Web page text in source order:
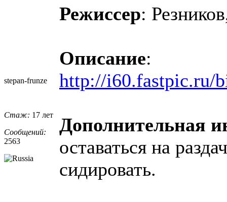
stepan-frunz​e
Стаж: 17 лет
Сообщений:
2563
Режиссер:
Описание:
http://i60.fastpic.ru/
Дополнительная
оставаться на
сидировать.